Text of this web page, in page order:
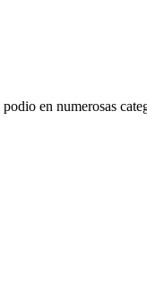
en numerosas